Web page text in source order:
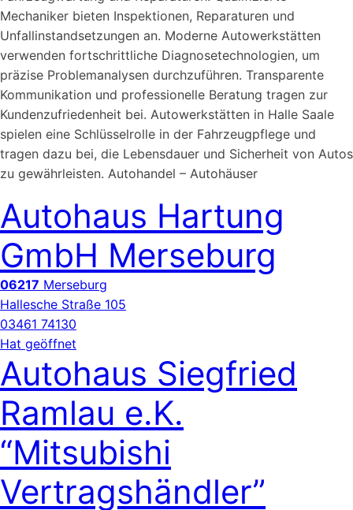
Mechaniker bieten Inspektionen, Reparaturen und
Unfallinstandsetzungen an. Moderne Autowerkstätten
verwenden fortschrittliche Diagnosetechnologien, um
präzise Problemanalysen durchzuführen. Transparente
Kommunikation und professionelle Beratung tragen zur
Kundenzufriedenheit bei. Autowerkstätten in Halle Saale
spielen eine Schlüsselrolle in der Fahrzeugpflege und
tragen dazu bei, die Lebensdauer und Sicherheit von Autos
zu gewährleisten. Autohandel – Autohäuser
Autohaus Hartung
GmbH Merseburg
06217 Merseburg
Hallesche Straße 105
03461 74130
Hat geöffnet
Autohaus Siegfried
Ramlau e.K.
“Mitsubishi
Vertragshändler”